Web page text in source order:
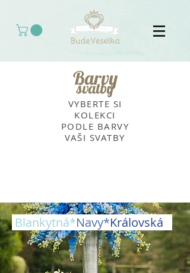
Barvy
svatby
VYBERTE SI
KOLEKCI
PODLE BARVY
VAŠI SVATBY
Blankytná*Navy*Královská